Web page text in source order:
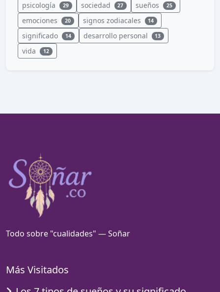
psicología 29 sociedad 27 sueños 25
emociones 20 signos zodiacales 14
significado 14 desarrollo personal 13
vida 12
Todo sobre "cualidades" — Soñar
Más Visitados